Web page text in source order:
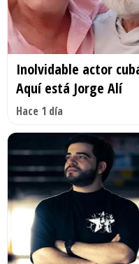
Inolvidable actor
Aquí está Jorge Alí
Hace 1 día